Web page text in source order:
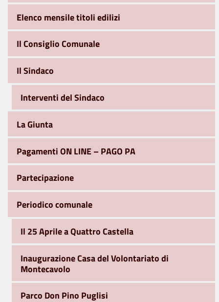
Elenco mensile titoli edilizi
Il Consiglio Comunale
Il Sindaco
Interventi del Sindaco
La Giunta
Pagamenti ON LINE – PAGO PA
Partecipazione
Periodico comunale
Il 25 Aprile a Quattro Castella
Inaugurazione Casa del Volontariato di
Montecavolo
Parco Don Pino Puglisi